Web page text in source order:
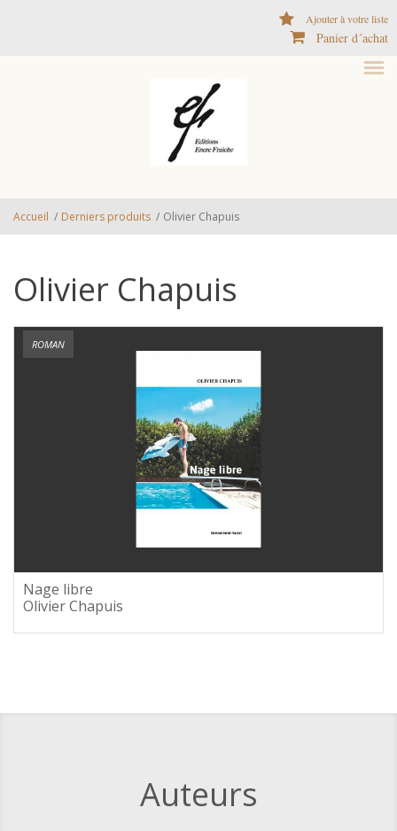
Ajouter à votre liste
Panier d´achat
Accueil / Derniers produits / Olivier Chapuis
Olivier Chapuis
ROMAN
Nage libre
Olivier Chapuis
Auteurs